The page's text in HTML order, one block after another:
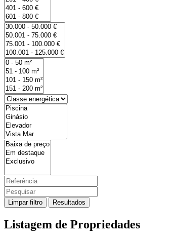
Limpar filtro Resultados
Listagem de Propriedades